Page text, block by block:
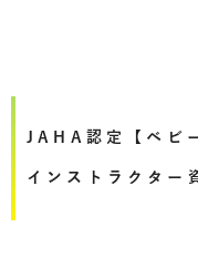
JAHA認定【ベビ
インストラクター